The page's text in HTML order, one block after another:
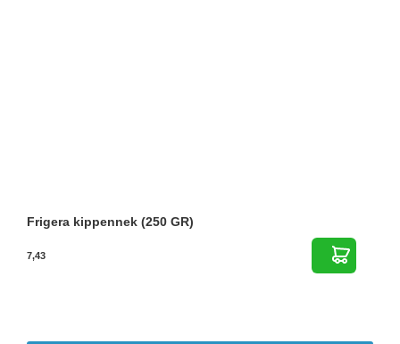
Frigera kippennek (250 GR)
7,43